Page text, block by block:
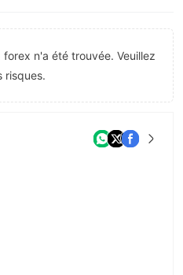
n'a été trouvée. Veuillez
risques.